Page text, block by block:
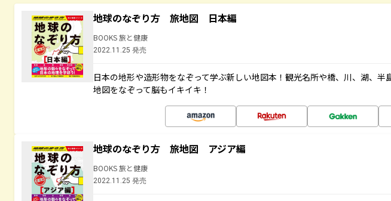
地球のなぞり方 旅地図 日本編
BOOKS 旅と健康
2022.11.25 発売
日本の地形や造形物をなぞって学ぶ新しい地図本！観光名所や橋、川、湖、半
地図をなぞって脳もイキイキ！
地球のなぞり方 旅地図 アジア編
BOOKS 旅と健康
2022.11.25 発売